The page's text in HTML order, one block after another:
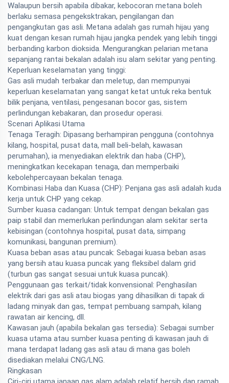
Walaupun bersih apabila dibakar, kebocoran metana boleh
berlaku semasa pengeksktrakan, pengilangan dan
pengangkutan gas asli. Metana adalah gas rumah hijau yang
kuat dengan kesan rumah hijau jangka pendek yang lebih tinggi
berbanding karbon dioksida. Mengurangkan pelarian metana
sepanjang rantai bekalan adalah isu alam sekitar yang penting.
Keperluan keselamatan yang tinggi:
Gas asli mudah terbakar dan meletup, dan mempunyai
keperluan keselamatan yang sangat ketat untuk reka bentuk
bilik penjana, ventilasi, pengesanan bocor gas, sistem
perlindungan kebakaran, dan prosedur operasi.
Scenari Aplikasi Utama
Tenaga Teragih: Dipasang berhampiran pengguna (contohnya
kilang, hospital, pusat data, mall beli-belah, kawasan
perumahan), ia menyediakan elektrik dan haba (CHP),
meningkatkan kecekapan tenaga, dan memperbaiki
kebolehpercayaan bekalan tenaga.
Kombinasi Haba dan Kuasa (CHP): Penjana gas asli adalah kuda
kerja untuk CHP yang cekap.
Sumber kuasa cadangan: Untuk tempat dengan bekalan gas
paip stabil dan memerlukan perlindungan alam sekitar serta
kebisingan (contohnya hospital, pusat data, simpang
komunikasi, bangunan premium).
Kuasa beban asas atau puncak: Sebagai kuasa beban asas
yang bersih atau kuasa puncak yang fleksibel dalam grid
(turbun gas sangat sesuai untuk kuasa puncak).
Penggunaan gas terkait/tidak konvensional: Penghasilan
elektrik dari gas asli atau biogas yang dihasilkan di tapak di
ladang minyak dan gas, tempat pembuang sampah, kilang
rawatan air kencing, dll.
Kawasan jauh (apabila bekalan gas tersedia): Sebagai sumber
kuasa utama atau sumber kuasa penting di kawasan jauh di
mana terdapat ladang gas asli atau di mana gas boleh
disediakan melalui CNG/LNG.
Ringkasan